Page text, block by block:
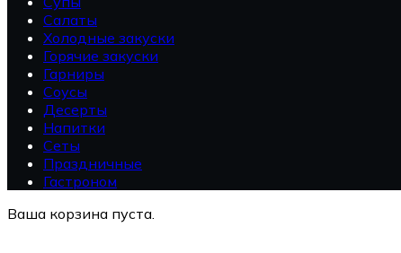
Салаты
Холодные закуски
Горячие закуски
Гарниры
Соусы
Десерты
Напитки
Сеты
Праздничные
Гастроном
Ваша корзина пуста.